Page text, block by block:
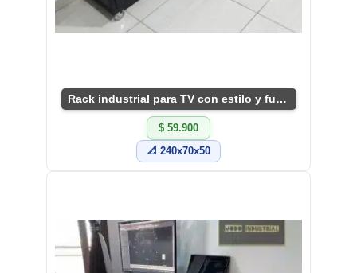
Rack industrial para TV con estilo y funcionalidad
$ 59.900
📐 240x70x50